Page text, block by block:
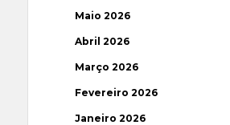
Maio 2026
Abril 2026
Março 2026
Fevereiro 2026
Janeiro 2026